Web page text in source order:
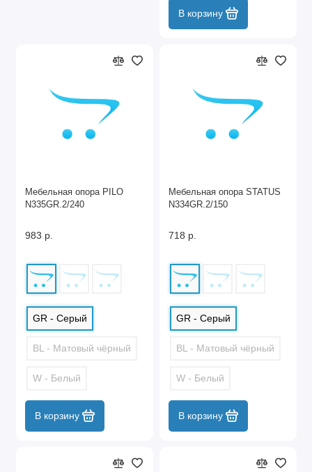
В корзину
Мебельная опора PILO
N335GR.2/240
983 р.
GR - Серый
BL - Матовый чёрный
W - Белый
В корзину
Мебельная опора STATUS
N334GR.2/150
718 р.
GR - Серый
BL - Матовый чёрный
W - Белый
В корзину